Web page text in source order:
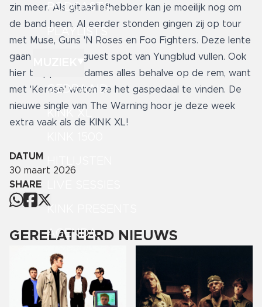
PODCASTS
GEDRAAID
KINK XL
KINK PRESENTS
AGENDA
zin meer. Als gitaarliefhebber kan je moeilijk nog om
de band heen. Al eerder stonden gingen zij op tour
met Muse, Guns 'N Roses en Foo Fighters. Deze lente
gaan de special guest spot van Yungblud vullen. Ook
hier trappen de dames alles behalve op de rem, want
met 'Kerose' weten ze het gaspedaal te vinden. De
nieuwe single van The Warning hoor je deze week
extra vaak als de KINK XL!
DATUM
30 maart 2026
SHARE
GERELATEERD NIEUWS